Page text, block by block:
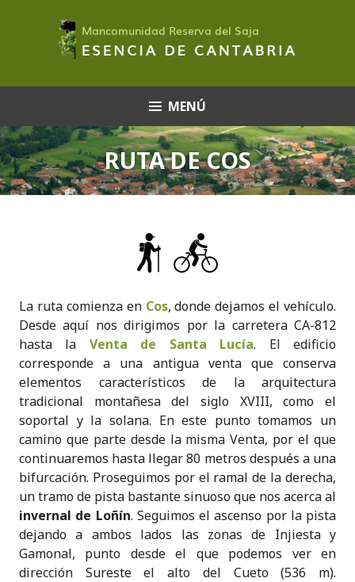
contenido
MENÚ
RUTA DE COS
La ruta comienza en Cos, donde dejamos el vehículo.
Desde aquí nos dirigimos por la carretera CA-812
hasta la Venta de Santa Lucía. El edificio
corresponde a una antigua venta que conserva
elementos característicos de la arquitectura
tradicional montañesa del siglo XVIII, como el
soportal y la solana. En este punto tomamos un
camino que parte desde la misma Venta, por el que
continuaremos hasta llegar 80 metros después a una
bifurcación. Proseguimos por el ramal de la derecha,
un tramo de pista bastante sinuoso que nos acerca al
invernal de Loñín. Seguimos el ascenso por la pista
dejando a ambos lados las zonas de Injiesta y
Gamonal, punto desde el que podemos ver en
dirección Sureste el alto del Cueto (536 m).